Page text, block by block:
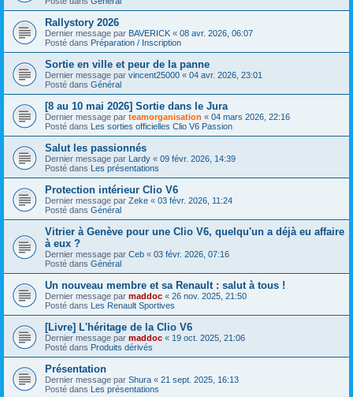
Rallystory 2026
Dernier message par BAVERICK « 08 avr. 2026, 06:07
Posté dans Préparation / Inscription
Sortie en ville et peur de la panne
Dernier message par vincent25000 « 04 avr. 2026, 23:01
Posté dans Général
[8 au 10 mai 2026] Sortie dans le Jura
Dernier message par teamorganisation « 04 mars 2026, 22:16
Posté dans Les sorties officielles Clio V6 Passion
Salut les passionnés
Dernier message par Lardy « 09 févr. 2026, 14:39
Posté dans Les présentations
Protection intérieur Clio V6
Dernier message par Zeke « 03 févr. 2026, 11:24
Posté dans Général
Vitrier à Genève pour une Clio V6, quelqu'un a déjà eu affaire
à eux ?
Dernier message par Ceb « 03 févr. 2026, 07:16
Posté dans Général
Un nouveau membre et sa Renault : salut à tous !
Dernier message par maddoc « 26 nov. 2025, 21:50
Posté dans Les Renault Sportives
[Livre] L'héritage de la Clio V6
Dernier message par maddoc « 19 oct. 2025, 21:06
Posté dans Produits dérivés
Présentation
Dernier message par Shura « 21 sept. 2025, 16:13
Posté dans Les présentations